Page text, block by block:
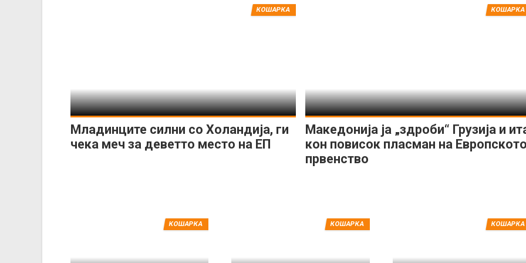
Младинците силни со Холандија, ги
чека меч за деветто место на ЕП
КОШАРКА
Македонија ја „здроби“ Грузија и
кон повисок пласман на
првенство
КОШАРКА
КОШАРКА КОШАРКА КОШАРКА